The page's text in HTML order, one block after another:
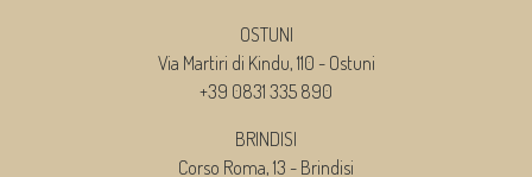
OSTUNI
Via Martiri di Kindu, 110 - Ostuni
+39 0831 335 890
BRINDISI
Corso Roma, 13 - Brindisi